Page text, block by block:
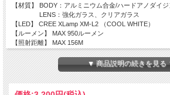
【材質】 BODY：アルミニウム合金/ハードアノダイ
LENS：強化ガラス、クリアガラス
【LED】 CREE XLamp XM-L2 （COOL WHITE）
【ルーメン】 MAX 950ルーメン
【照射距離】 MAX 156M
【カンデラ】 6080ｃｄ
【照射範囲】 110ｃｍ/1M
【ランタイム】 MAX14ｈ （BLACKWOLF18650リチ
時）
【防水】 IPX7
▼ 商品説明の続きを見